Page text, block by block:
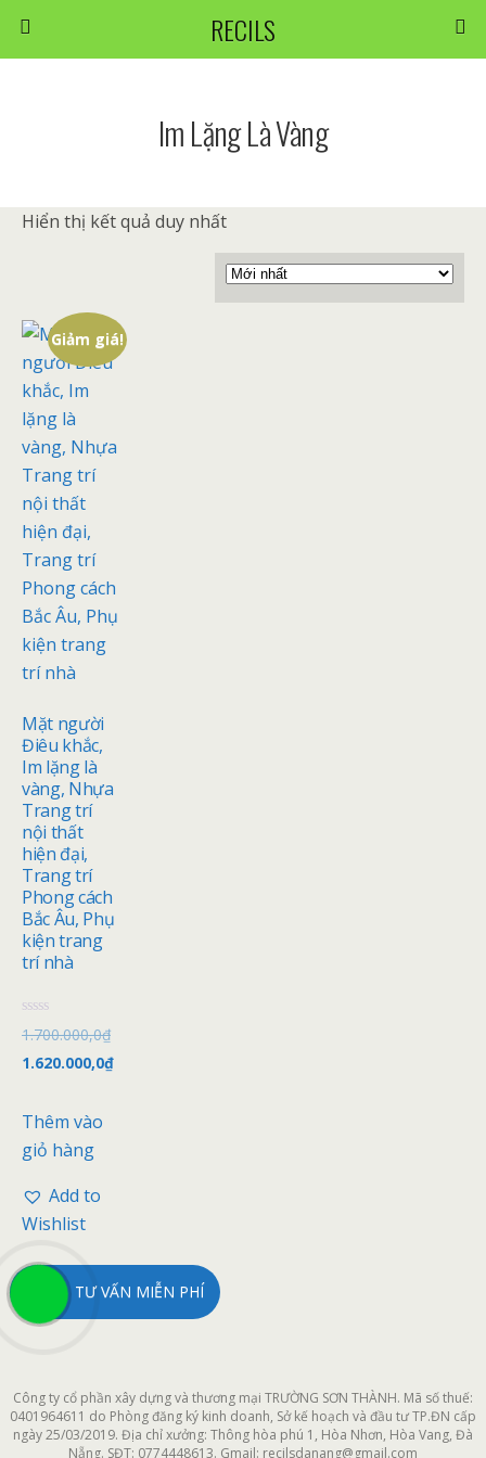
RECILS
Im Lặng Là Vàng
Hiển thị kết quả duy nhất
Giảm giá!
Mặt người
Điêu khắc,
Im lặng là
vàng, Nhựa
Trang trí
nội thất
hiện đại,
Trang trí
Phong cách
Bắc Âu, Phụ
kiện trang
trí nhà
Đ
ư
ợ
c
p
h
n
5
a
1.700.000,0₫
1.620.000,0₫
Thêm vào
giỏ hàng
Add to
Wishlist
Công ty cổ phần xây dựng và thương mại TRƯỜNG SƠN THÀNH. Mã số thuế:
0401964611 do Phòng đăng ký kinh doanh, Sở kế hoạch và đầu tư TP.ĐN cấp
ngày 25/03/2019. Địa chỉ xưởng: Thông hòa phú 1, Hòa Nhơn, Hòa Vang, Đà
Nẵng. SĐT: 0774448613. Gmail: recilsdanang@gmail.com
TƯ VẤN MIỄN PHÍ